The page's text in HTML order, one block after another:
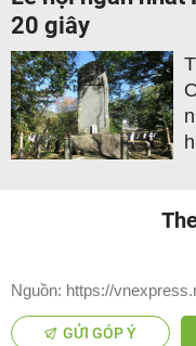
20 giây
Nguồn: https://
GỬI GÓP Ý